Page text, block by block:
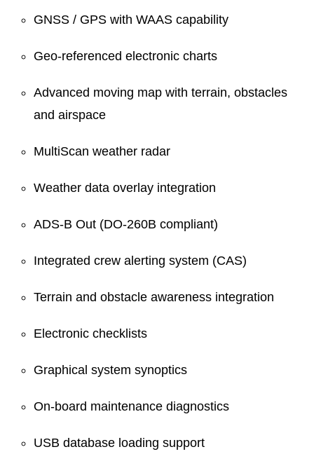
GNSS / GPS with WAAS capability
Geo-referenced electronic charts
Advanced moving map with terrain, obstacles
and airspace
MultiScan weather radar
Weather data overlay integration
ADS-B Out (DO-260B compliant)
Integrated crew alerting system (CAS)
Terrain and obstacle awareness integration
Electronic checklists
Graphical system synoptics
On-board maintenance diagnostics
USB database loading support